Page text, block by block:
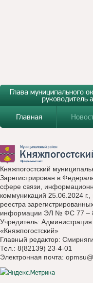
Глава муниципального
руководитель
Главная
Княжпогостский
Зарегистрирован в
сфере связи,
коммуникаций 25.06.2024
реестра
информации ЭЛ № ФС 77 –
Учредитель:
«Княжпогостский»
Главный редактор:
Тел.: 8(82139) 23-4-01
Электронная почта: